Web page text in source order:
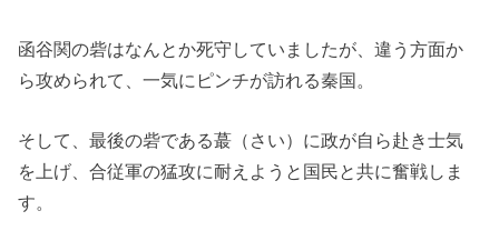
函谷関の砦はなんとか死守していましたが、違う方面か
ら攻められて、一気にピンチが訪れる秦国。
そして、最後の砦である蕞（さい）に政が自ら赴き士気
を上げ、合従軍の猛攻に耐えようと国民と共に奮戦しま
す。